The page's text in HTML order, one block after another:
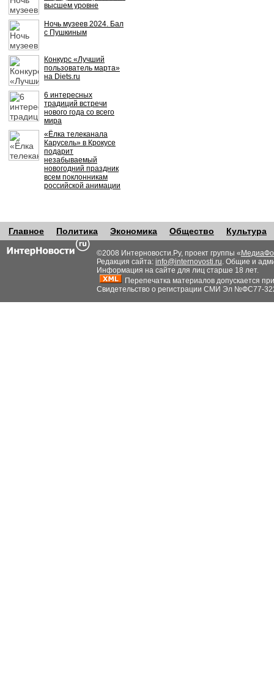
высшем уровне
Ночь музеев 2024. Бал
с Пушкиным
Конкурс «Лучший
пользователь марта»
на Diets.ru
6 интересных
традиций встречи
нового года со всего
мира
«Ёлка телеканала
Карусель» в Крокусе
подарит
незабываемый
новогодний праздник
всем поклонникам
российской анимации
Главное Политика Экономика Общество Культура
©2008 Интерновости.Ру, проект группы «
Редакция сайта: info@internovosti.ru. Общие и
Информация на сайте для лиц старше 18 лет.
Перепечатка материалов допускается
Свидетельство о регистрации СМИ Эл №ФС77-